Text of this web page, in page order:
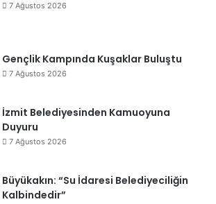
7 Ağustos 2026
Gençlik Kampında Kuşaklar Buluştu
7 Ağustos 2026
İzmit Belediyesinden Kamuoyuna
Duyuru
7 Ağustos 2026
Büyükakın: “Su İdaresi Belediyeciliğin
Kalbindedir”